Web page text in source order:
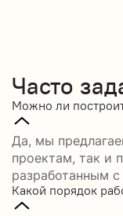
Часто
Можно ли
Да, мы
проектам, так и
разработанным
Какой порядок